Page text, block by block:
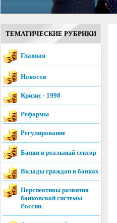
ТЕМАТИЧЕСКИЕ РУБРИКИ
Главная
Новости
Кризис - 1998
Реформы
Регулирование
Банки и реальный сектор
Вклады граждан в банках
Перспективы развития
банковской системы
России